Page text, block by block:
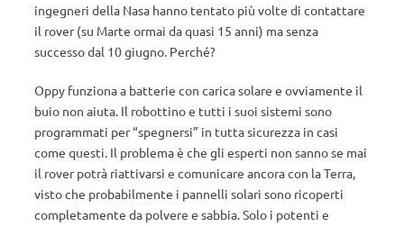
ingegneri della Nasa hanno tentato più volte di contattare
il rover (su Marte ormai da quasi 15 anni) ma senza
successo dal 10 giugno. Perché?
Oppy funziona a batterie con carica solare e ovviamente il
buio non aiuta. Il robottino e tutti i suoi sistemi sono
programmati per “spegnersi” in tutta sicurezza in casi
come questi. Il problema è che gli esperti non sanno se mai
il rover potrà riattivarsi e comunicare ancora con la Terra,
visto che probabilmente i pannelli solari sono ricoperti
completamente da polvere e sabbia. Solo i potenti e